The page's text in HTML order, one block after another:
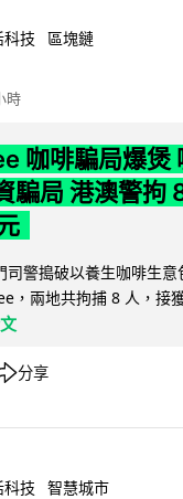
科技 區塊鏈
時
咖啡騙局爆煲
騙局 港澳警拘
司警搗破以養生咖啡生
，兩地共拘捕 8 人，接
分享
科技 智慧城市